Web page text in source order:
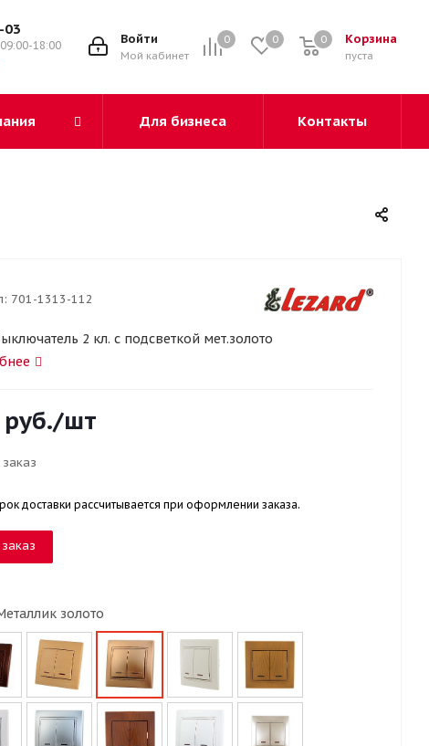
0 0 Корзина
пуста
0
Войти
Мой кабинет
03
18:00
Для бизнеса Контакты
701-1313-112
2 кл. с подсветкой мет.золото
руб./шт
доставки рассчитывается при оформлении заказа.
золото